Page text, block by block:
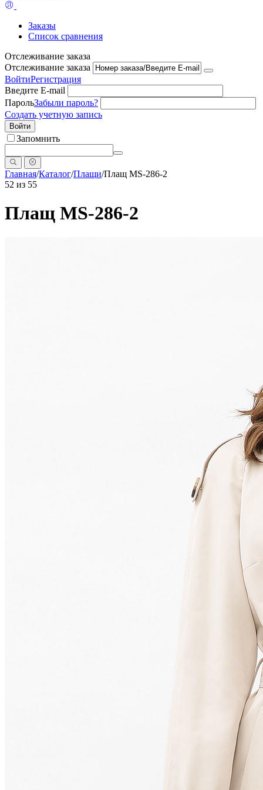
Заказы
Список сравнения
Отслеживание заказа
Отслеживание заказа
ВойтиРегистрация
Введите E-mail
ПарольЗабыли пароль?
Создать учетную запись
Войти
Запомнить
Главная/Каталог/Плащи/Плащ МS-286-2
52 из 55
Плащ МS-286-2